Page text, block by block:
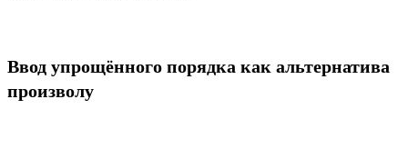
Ввод упрощённого порядка как альтернатива
произволу